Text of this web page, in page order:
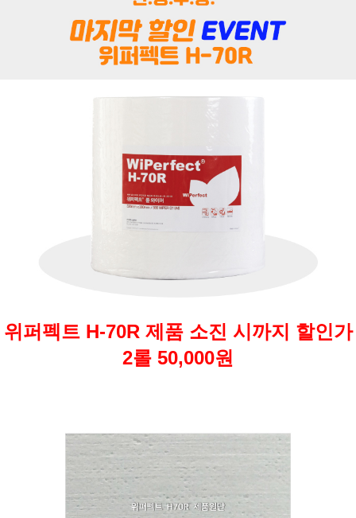
위퍼펙트 H-70R 제품 소진 시까지 할인가
2롤 50,000원